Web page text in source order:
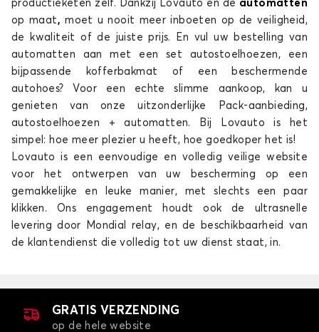
productieketen zelf. Dankzij Lovauto en de automatten
op maat,moet u nooit meer inboeten op de veiligheid,
de kwaliteit of de juiste prijs. En vul uw bestelling van
automatten aan met een set autostoelhoezen, een
bijpassende kofferbakmat of een beschermende
autohoes? Voor een echte slimme aankoop, kan u
genieten van onze uitzonderlijke Pack-aanbieding,
autostoelhoezen + automatten. Bij Lovauto is het
simpel: hoe meer plezier u heeft, hoe goedkoper het is!
Lovauto is een eenvoudige en volledig veilige website
voor het ontwerpen van uw bescherming op een
gemakkelijke en leuke manier, met slechts een paar
klikken. Ons engagement houdt ook de ultrasnelle
levering door Mondial relay, en de beschikbaarheid van
de klantendienst die volledig tot uw dienst staat, in.
GRATIS VERZENDING
op de hele website